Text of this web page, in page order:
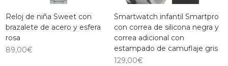
Reloj de niña Sweet con
brazalete de acero y esfera
rosa
89,00€
Smartwatch infantil Smartpro
con correa de silicona negra y
correa adicional con
estampado de camuflaje gris
129,00€